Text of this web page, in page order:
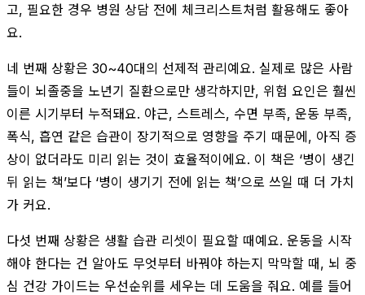
고, 필요한 경우 병원 상담 전에 체크리스트처럼 활용해도 좋아
요.
네 번째 상황은 30~40대의 선제적 관리예요. 실제로 많은 사람
들이 뇌졸중을 노년기 질환으로만 생각하지만, 위험 요인은 훨씬
이른 시기부터 누적돼요. 야근, 스트레스, 수면 부족, 운동 부족,
폭식, 흡연 같은 습관이 장기적으로 영향을 주기 때문에, 아직 증
상이 없더라도 미리 읽는 것이 효율적이에요. 이 책은 ‘병이 생긴
뒤 읽는 책’보다 ‘병이 생기기 전에 읽는 책’으로 쓰일 때 더 가치
가 커요.
다섯 번째 상황은 생활 습관 리셋이 필요할 때예요. 운동을 시작
해야 한다는 건 알아도 무엇부터 바꿔야 하는지 막막할 때, 뇌 중
심 건강 가이드는 우선순위를 세우는 데 도움을 줘요. 예를 들어